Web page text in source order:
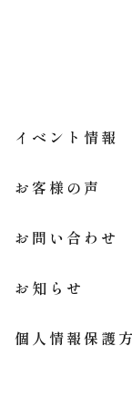
イベント情報
お客様の声
お問い合わせ
お知らせ
個人情報保護